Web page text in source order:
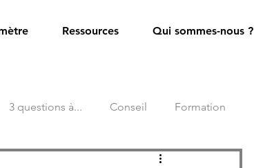
Ressources Qui sommes-nous ?
3 questions à... Conseil Formation